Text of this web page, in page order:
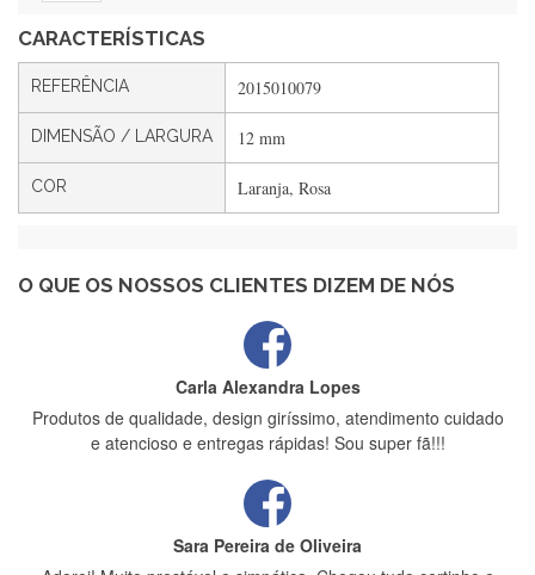
CARACTERÍSTICAS
REFERÊNCIA 2015010079
DIMENSÃO / LARGURA 12 mm
COR Laranja, Rosa
O QUE OS NOSSOS CLIENTES DIZEM DE NÓS
Rápido, atendimento 5*. Hoje chegará a segunda encomenda
feita de muitas certamente❤️
Maria Aldeano
estrelas
Carla Alexandra Lopes
Produtos de qualidade, design giríssimo, atendimento cuidado
e atencioso e entregas rápidas! Sou super fã!!!
Sara Pereira de Oliveira